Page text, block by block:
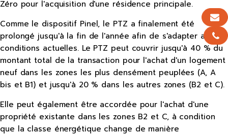
Zéro pour l'acquisition d'une résidence principale.
Comme le dispositif Pinel, le PTZ a finalement été
prolongé jusqu'à la fin de l'année afin de s'adapter aux
conditions actuelles. Le PTZ peut couvrir jusqu'à 40 % du
montant total de la transaction pour l'achat d'un logement
neuf dans les zones les plus densément peuplées (A, A
bis et B1) et jusqu'à 20 % dans les autres zones (B2 et C).
Elle peut également être accordée pour l'achat d'une
propriété existante dans les zones B2 et C, à condition
que la classe énergétique change de manière